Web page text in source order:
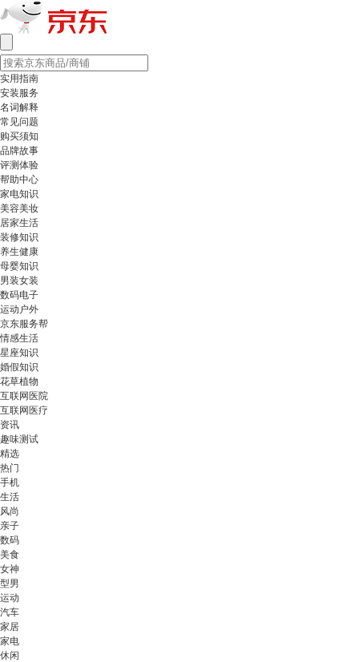
实用指南
安装服务
名词解释
常见问题
购买须知
品牌故事
评测体验
帮助中心
家电知识
美容美妆
居家生活
装修知识
养生健康
母婴知识
男装女装
数码电子
运动户外
京东服务帮
情感生活
星座知识
婚假知识
花草植物
互联网医院
互联网医疗
资讯
趣味测试
精选
热门
手机
生活
风尚
亲子
数码
美食
女神
型男
运动
汽车
家居
家电
休闲